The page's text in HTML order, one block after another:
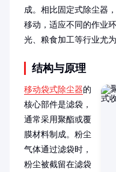
成。相比固定式除尘器
移动，适应不同的作业
光、粮食加工等行业尤为
结构与原理
移动袋式除尘器的
核心部件是滤袋，
通常采用聚酯或覆
膜材料制成。粉尘
气体通过滤袋时，
粉尘被截留在滤袋